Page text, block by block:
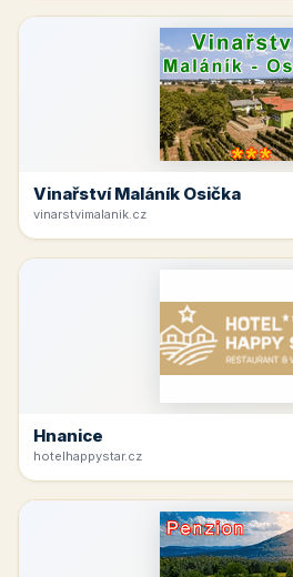
Vinařství Maláník Osička
vinarstvimalanik.cz
Hnanice
hotelhappystar.cz